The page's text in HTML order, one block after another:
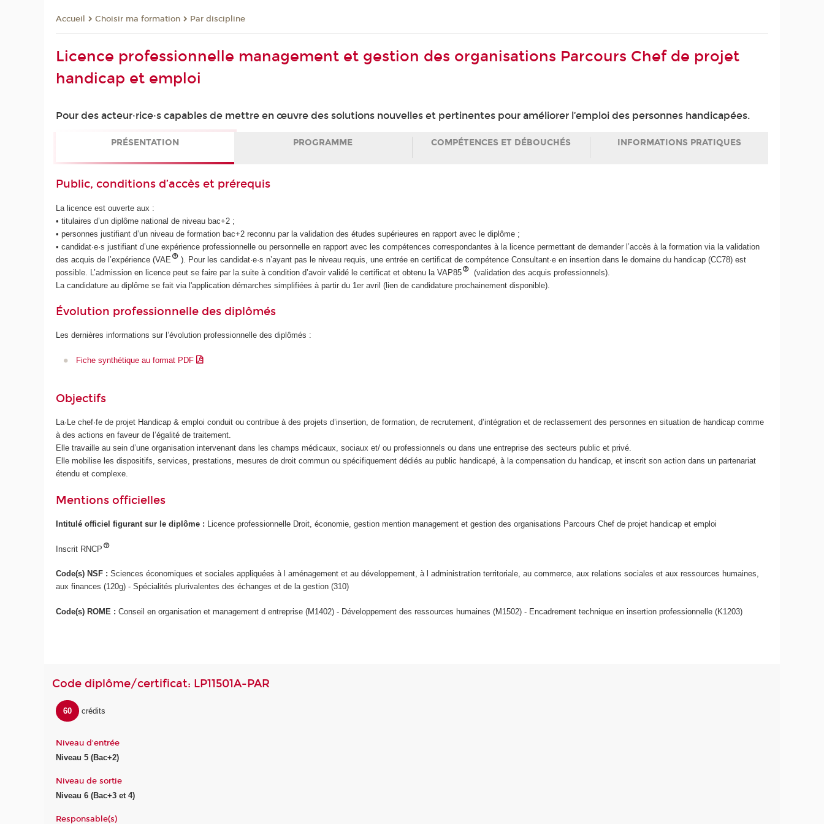
Accueil Choisir ma formation Par discipline
Licence professionnelle management et gestion des organisations Parcours Chef de projet
handicap et emploi
Pour des acteur·rice·s capables de mettre en œuvre des solutions nouvelles et pertinentes pour améliorer l’emploi des personnes handicapées.
PRÉSENTATION PROGRAMME COMPÉTENCES ET DÉBOUCHÉS INFORMATIONS PRATIQUES
Public, conditions d’accès et prérequis
La licence est ouverte aux :
• titulaires d’un diplôme national de niveau bac+2 ;
• personnes justifiant d’un niveau de formation bac+2 reconnu par la validation des études supérieures en rapport avec le diplôme ;
• candidat·e·s justifiant d’une expérience professionnelle ou personnelle en rapport avec les compétences correspondantes à la licence permettant de demander l’accès à la formation via la validation
des acquis de l’expérience (VAE
). Pour les candidat·e·s n’ayant pas le niveau requis, une entrée en certificat de compétence Consultant·e en insertion dans le domaine du handicap (CC78) est
possible. L’admission en licence peut se faire par la suite à condition d’avoir validé le certificat et obtenu la VAP85
(validation des acquis professionnels).
La candidature au diplôme se fait via l'application démarches simplifiées à partir du 1er avril (lien de candidature prochainement disponible).
Évolution professionnelle des diplômés
Les dernières informations sur l’évolution professionnelle des diplômés :
Fiche synthétique au format PDF
Objectifs
La·Le chef·fe de projet Handicap & emploi conduit ou contribue à des projets d’insertion, de formation, de recrutement, d’intégration et de reclassement des personnes en situation de handicap comme
à des actions en faveur de l’égalité de traitement.
Elle travaille au sein d’une organisation intervenant dans les champs médicaux, sociaux et/ ou professionnels ou dans une entreprise des secteurs public et privé.
Elle mobilise les dispositifs, services, prestations, mesures de droit commun ou spécifiquement dédiés au public handicapé, à la compensation du handicap, et inscrit son action dans un partenariat
étendu et complexe.
Mentions officielles
Intitulé officiel figurant sur le diplôme : Licence professionnelle Droit, économie, gestion mention management et gestion des organisations Parcours Chef de projet handicap et emploi
Inscrit RNCP
Code(s) NSF :Sciences économiques et sociales appliquées à l aménagement et au développement, à l administration territoriale, au commerce, aux relations sociales et aux ressources humaines,
aux finances (120g) - Spécialités plurivalentes des échanges et de la gestion (310)
Code(s) ROME :Conseil en organisation et management d entreprise (M1402) - Développement des ressources humaines (M1502) - Encadrement technique en insertion professionnelle (K1203)
Code diplôme/certificat: LP11501A-PAR
60 crédits
Niveau d'entrée
Niveau 5 (Bac+2)
Niveau de sortie
Niveau 6 (Bac+3 et 4)
Responsable(s)